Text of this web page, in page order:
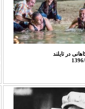
در تایلند